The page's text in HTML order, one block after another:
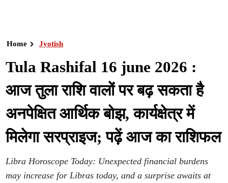
Home Jyotish
Tula Rashifal 16 june 2026 :
आज तुला राशि वालों पर बढ़ सकता है
अनपेक्षित आर्थिक बोझ, कार्यक्षेत्र में
मिलेगा सरप्राइज; पढ़ें आज का राशिफल
Libra Horoscope Today: Unexpected financial burdens
may increase for Libras today, and a surprise awaits at